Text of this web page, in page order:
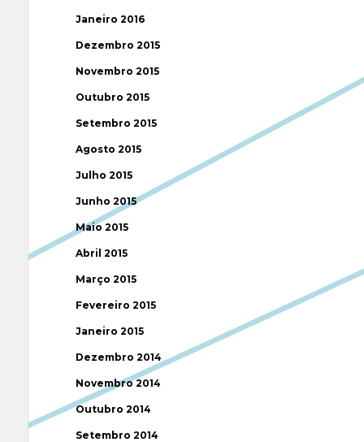
Janeiro 2016
Dezembro 2015
Novembro 2015
Outubro 2015
Setembro 2015
Agosto 2015
Julho 2015
Junho 2015
Maio 2015
Abril 2015
Março 2015
Fevereiro 2015
Janeiro 2015
Dezembro 2014
Novembro 2014
Outubro 2014
Setembro 2014